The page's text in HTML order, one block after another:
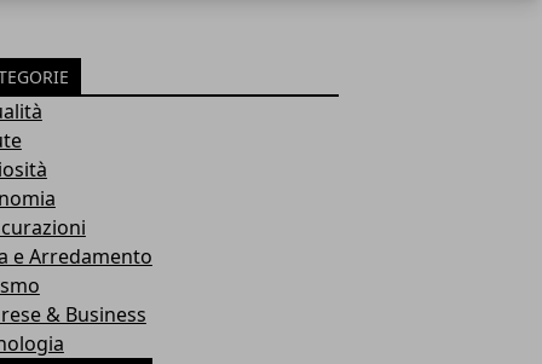
e Arredamento
& Business